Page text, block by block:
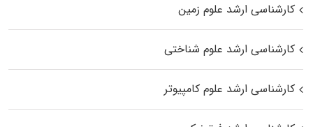
کارشناسی ارشد علوم زمین
کارشناسی ارشد علوم شناختی
کارشناسی ارشد علوم کامپیوتر